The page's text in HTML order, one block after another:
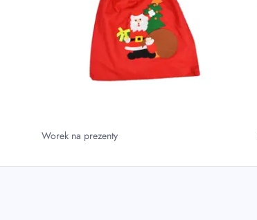
Worek na prezenty